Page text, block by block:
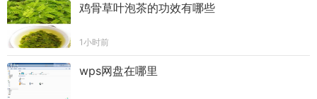
鸡骨草叶泡茶的功效有哪些
1小时前
wps网盘在哪里